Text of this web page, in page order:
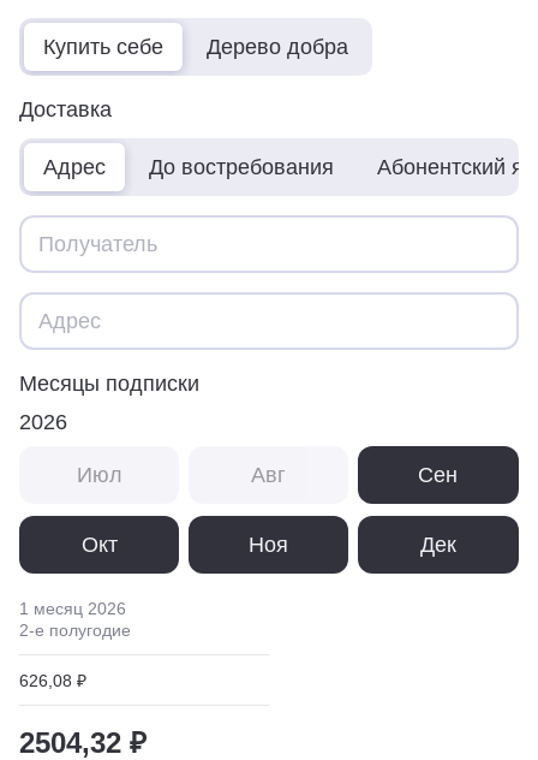
Купить себе Дерево добра
Доставка
Адрес До востребования Абонентский
Месяцы подписки
2026
Июл Авг Сен
Окт Ноя Дек
1 месяц 2026
2-е полугодие
626,08 ₽
2504,32 ₽